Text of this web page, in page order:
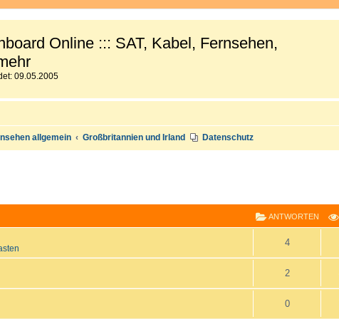
Online ::: SAT, Kabel, Fernsehen,
09.05.2005
allgemein Großbritannien und Irland Datenschutz
SUCHE
ANTWORTEN
4A
w
2A
0A